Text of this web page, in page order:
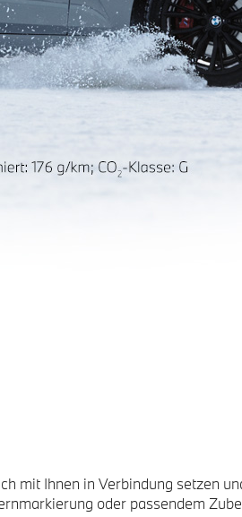
mit Ihnen in Verbindung setzen
oder passendem